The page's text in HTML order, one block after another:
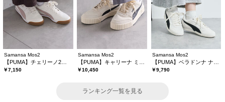
Samansa Mos2
￥7,150
Samansa Mos2
￥10,450
Samansa Mos2
￥9,790
ランキング一覧を見る